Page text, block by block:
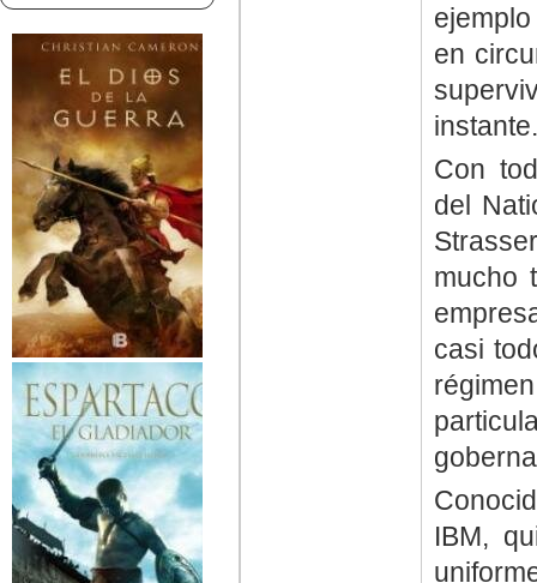
en
instante.
Con
del
mucho
casi
IBM,